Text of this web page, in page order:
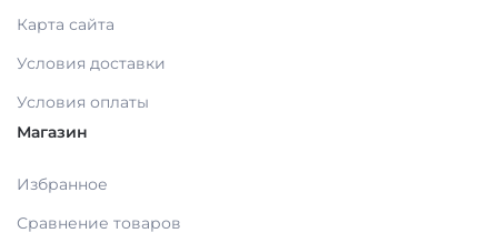
УТИЛИЗАЦИЯ ОТХОДОВ
МАТЕРИАЛЫ ДЛЯ ЛЕЧЕНИЯ СЛИЗИСТОЙ
РЕНТГЕНОВСКИЕ МАТЕРИАЛЫ
Карта сайта
Условия доставки
Условия оплаты
Магазин
Избранное
Сравнение товаров